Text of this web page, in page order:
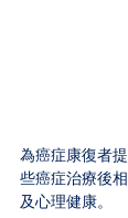
為癌症康復者
些癌症治療後
及心理健康。